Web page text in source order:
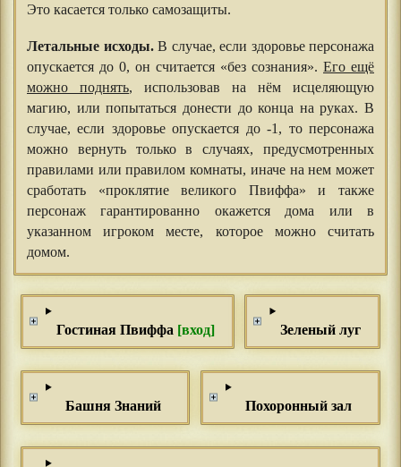
Это касается только самозащиты.
Летальные исходы. В случае, если здоровье персонажа
опускается до 0, он считается «без сознания». Его ещё
можно поднять, использовав на нём исцеляющую
магию, или попытаться донести до конца на руках. В
случае, если здоровье опускается до -1, то персонажа
можно вернуть только в случаях, предусмотренных
правилами или правилом комнаты, иначе на нем может
сработать «проклятие великого Пвиффа» и также
персонаж гарантированно окажется дома или в
указанном игроком месте, которое можно считать
домом.
Гостиная Пвиффа [вход] Зеленый луг
Башня Знаний Похоронный зал